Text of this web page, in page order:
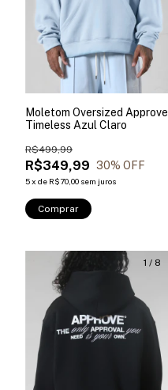
Moletom Oversized Approve
Timeless Azul Claro
R$349,99
R$499,99
30% OFF
5x de R$70,00 sem juros
Comprar
1 / 8